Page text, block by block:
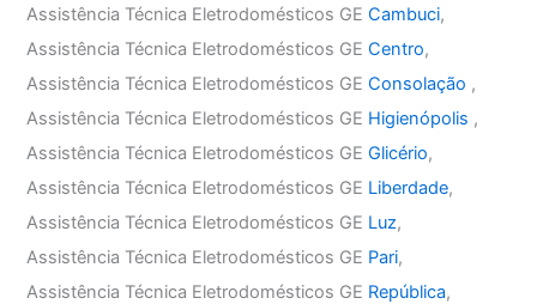
Assistência Técnica Eletrodomésticos GECambuci,
Assistência Técnica Eletrodomésticos GECentro,
Assistência Técnica Eletrodomésticos GEConsolação ,
Assistência Técnica Eletrodomésticos GE Higienópolis ,
Assistência Técnica Eletrodomésticos GEGlicério,
Assistência Técnica Eletrodomésticos GE Liberdade,
Assistência Técnica Eletrodomésticos GE Luz,
Assistência Técnica Eletrodomésticos GE Pari,
Assistência Técnica Eletrodomésticos GE República,